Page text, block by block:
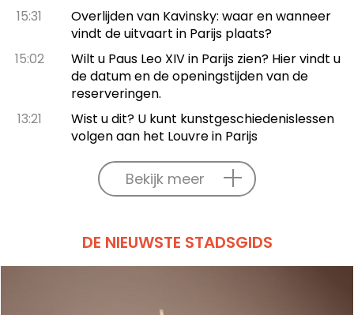
15:31
Overlijden van Kavinsky: waar en wanneer
vindt de uitvaart in Parijs plaats?
15:02
Wilt u Paus Leo XIV in Parijs zien? Hier vindt u
de datum en de openingstijden van de
reserveringen.
13:21
Wist u dit? U kunt kunstgeschiedenislessen
volgen aan het Louvre in Parijs
Bekijk meer
DE NIEUWSTE STADSGIDS